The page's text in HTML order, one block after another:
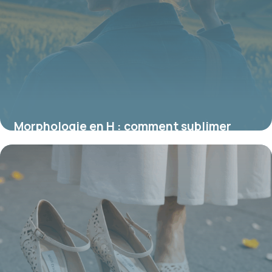
Morphologie en H : comment sublimer
votre silhouette rectangle naturellement